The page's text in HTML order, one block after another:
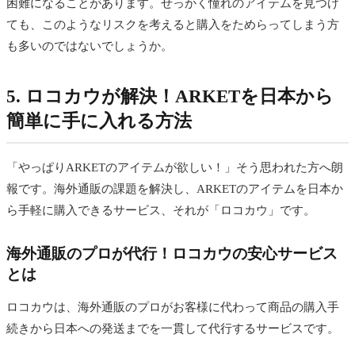
困難になることがあります。せっかく憧れのアイテムを見つけ
ても、このようなリスクを考えると購入をためらってしまう方
も多いのではないでしょうか。
5. ロコカウが解決！ARKETを日本から
簡単に手に入れる方法
「やっぱりARKETのアイテムが欲しい！」そう思われた方へ朗
報です。海外通販の課題を解決し、ARKETのアイテムを日本か
ら手軽に購入できるサービス、それが「ロコカウ」です。
海外通販のプロが代行！ロコカウの安心サービス
とは
ロコカウは、海外通販のプロがお客様に代わって商品の購入手
続きから日本への発送までを一貫して代行するサービスです。